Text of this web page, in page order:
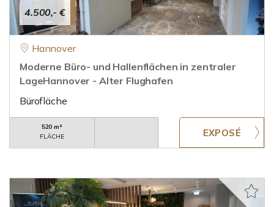
4.500,- €
Hannover
Moderne Büro- und Hallenflächen in zentraler
LageHannover - Alter Flughafen
Bürofläche
520 m²
FLÄCHE